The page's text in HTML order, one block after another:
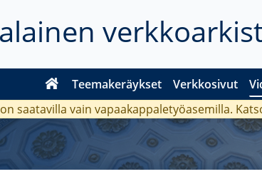
Teemakeräykset Verkkosivut
saatavilla vain vapaakappaletyöasemilla.